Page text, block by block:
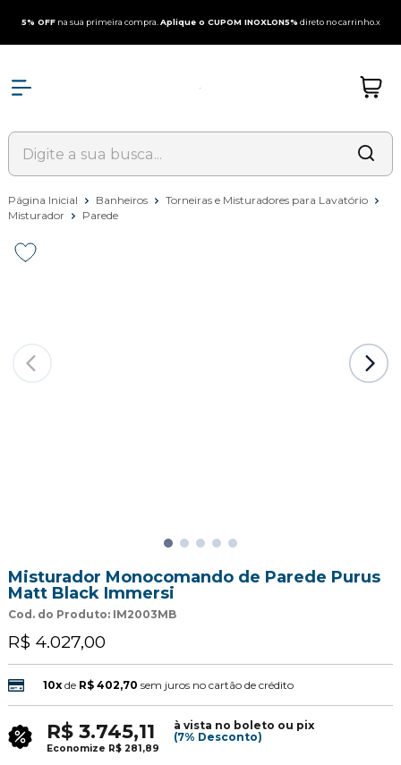
5% OFF na sua primeira compra.Aplique o CUPOM INOXLON5% direto no carrinho.x
Página Inicial Banheiros
Torneiras e Misturadores para Lavatório
Misturador
Parede
Misturador Monocomando de Parede Purus
Matt Black Immersi
Cod. do Produto: IM2003MB
R$ 4.027,00
10xde R$ 402,70 sem juros no cartão de crédito
R$ 3.745,11
à vista no boleto ou pix
(7% Desconto)
Economize R$ 281,89